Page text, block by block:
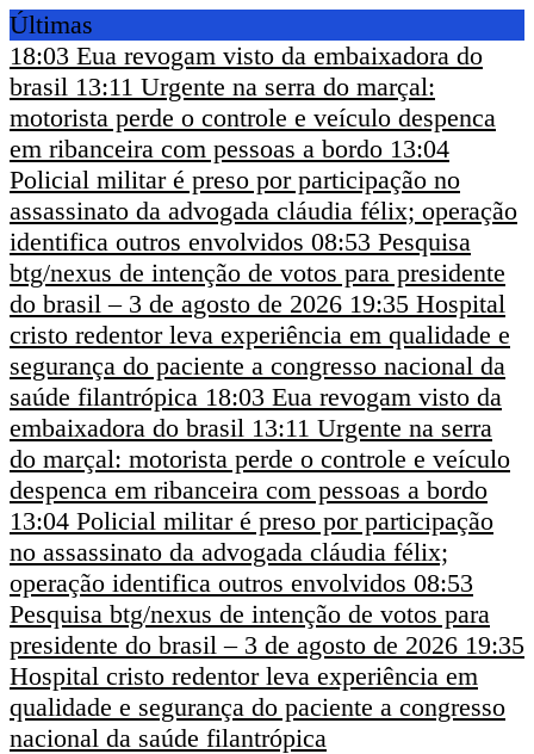
Últimas
18:03 Eua revogam visto da embaixadora do
brasil 13:11 Urgente na serra do marçal:
motorista perde o controle e veículo despenca
em ribanceira com pessoas a bordo 13:04
Policial militar é preso por participação no
assassinato da advogada cláudia félix; operação
identifica outros envolvidos 08:53 Pesquisa
btg/nexus de intenção de votos para presidente
do brasil – 3 de agosto de 2026 19:35 Hospital
cristo redentor leva experiência em qualidade e
segurança do paciente a congresso nacional da
saúde filantrópica 18:03 Eua revogam visto da
embaixadora do brasil 13:11 Urgente na serra
do marçal: motorista perde o controle e veículo
despenca em ribanceira com pessoas a bordo
13:04 Policial militar é preso por participação
no assassinato da advogada cláudia félix;
operação identifica outros envolvidos 08:53
Pesquisa btg/nexus de intenção de votos para
presidente do brasil – 3 de agosto de 2026 19:35
Hospital cristo redentor leva experiência em
qualidade e segurança do paciente a congresso
nacional da saúde filantrópica